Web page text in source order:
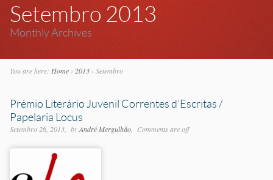
Setembro 2013
Monthly Archives
You are here: Home› 2013› Setembro
Prémio Literário Juvenil Correntes d’Escritas /
Papelaria Locus
Setembro 26, 2013 byAndré Mergulhão Comments are off